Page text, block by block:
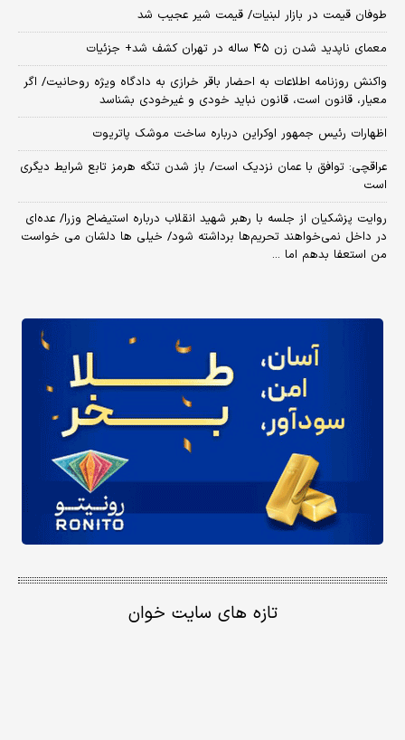
طوفان قیمت در بازار لبنیات/ قیمت شیر عجیب شد
معمای ناپدید شدن زن ۴۵ ساله در تهران کشف شد+ جزئیات
واکنش روزنامه اطلاعات به احضار باقر خرازی به دادگاه ویژه روحانیت/ اگر
معیار، قانون است، قانون نباید خودی و غیرخودی بشناسد
اظهارات رئیس جمهور اوکراین درباره ساخت موشک پاتریوت
عراقچی: توافق با عمان نزدیک است/ باز شدن تنگه هرمز تابع شرایط دیگری
است
روایت پزشکیان از جلسه با رهبر شهید انقلاب درباره استیضاح وزرا/ عده‌ای
در داخل نمی‌خواهند تحریم‌ها برداشته شود/ خیلی ها دلشان می خواست
من استعفا بدهم اما ...
تازه های سایت خوان